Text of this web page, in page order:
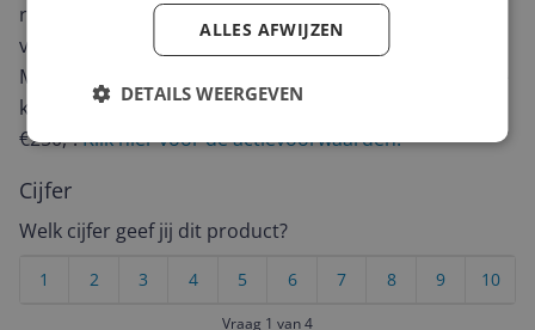
review. Afhankelijk van de details duurt het schrijven
van een review gemiddeld tussen de 3 en 10 minuten.
Met jouw mening help je andere bezoekers een betere
keuze te maken én maak je iedere maand kans op
€250,-!Klik hier voor de actievoorwaarden.
Cijfer
Welk cijfer geef jij dit product?
10
9
8
7
6
5
4
3
2
1
Vraag 1 van 4
ALLES AFWIJZEN
DETAILS WEERGEVEN